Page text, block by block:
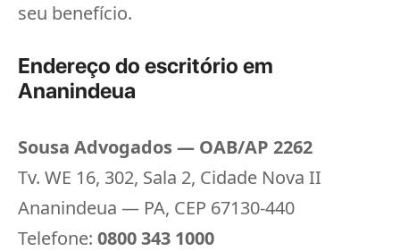
seu benefício.
Endereço do escritório em
Ananindeua
Sousa Advogados — OAB/AP 2262
Tv. WE 16, 302, Sala 2, Cidade Nova II
Ananindeua — PA, CEP 67130-440
Telefone: 0800 343 1000